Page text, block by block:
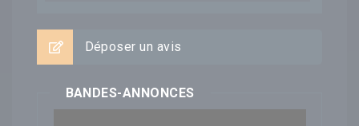
Déposer un avis
BANDES-ANNONCES